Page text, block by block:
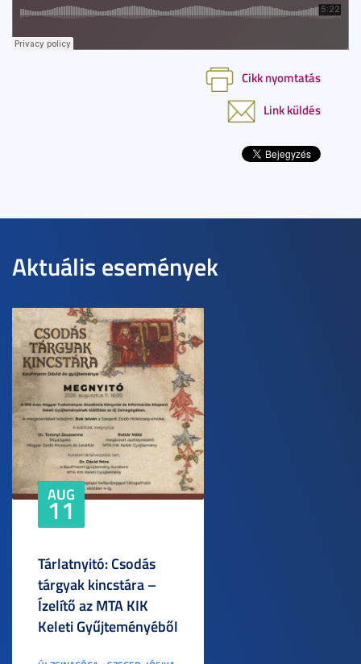
Cikk nyomtatás
Link küldés
Aktuális események
AUG
11
Tárlatnyitó: Csodás
tárgyak kincstára –
Ízelítő az MTA KIK
Keleti Gyűjteményéből